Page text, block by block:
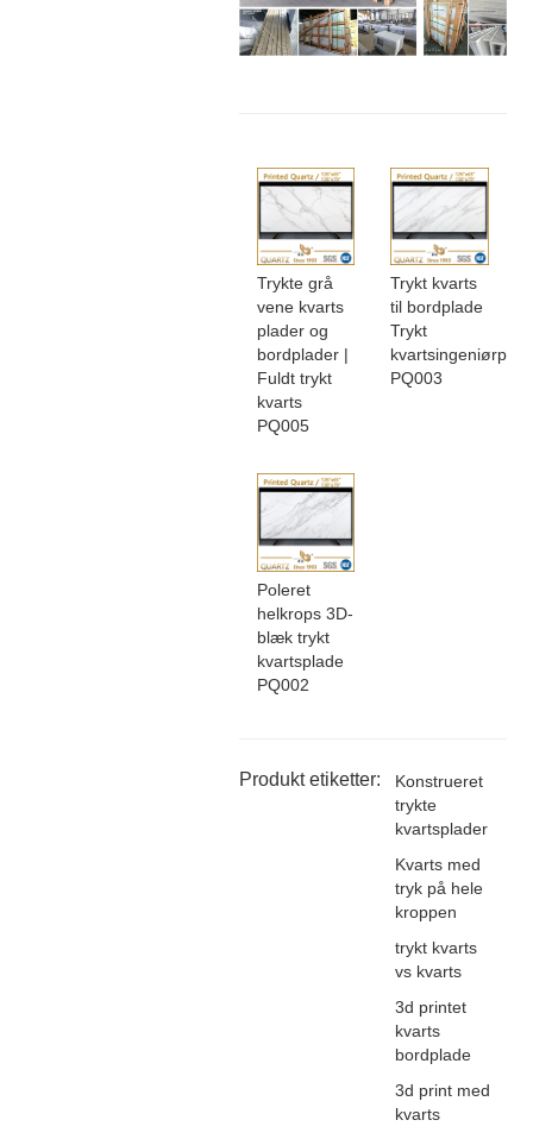
Trykte grå
vene kvarts
plader og
bordplader |
Fuldt trykt
kvarts
PQ005
Trykt kvarts
til bordplade
Trykt
PQ003
Poleret
helkrops 3D-
blæk trykt
kvartsplade
PQ002
Produkt etiketter:
Konstrueret
trykte
kvartsplader
Kvarts med
tryk på hele
kroppen
trykt kvarts
vs kvarts
3d printet
kvarts
bordplade
3d print med
kvarts